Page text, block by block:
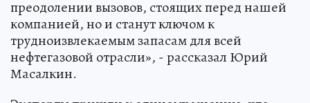
преодолении вызовов, стоящих перед нашей
компанией, но и станут ключом к
трудноизвлекаемым запасам для всей
нефтегазовой отрасли», - рассказал Юрий
Масалкин.